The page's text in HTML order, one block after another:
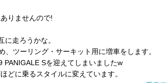
りませんので!
に走ろうかな。
、ツーリング・サーキット用に増車をします。
PANIGALE Sを迎えてしまいましたw
どに乗るスタイルに変えています。